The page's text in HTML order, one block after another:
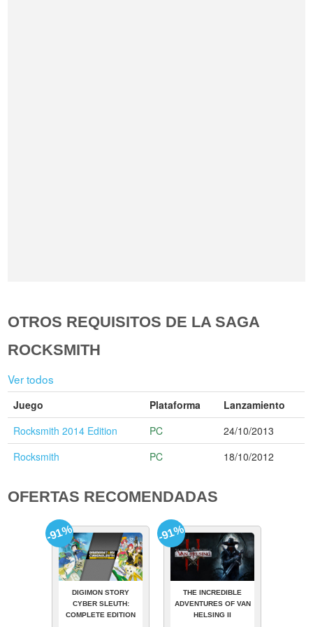
OTROS REQUISITOS DE LA SAGA
ROCKSMITH
Ver todos
Juego Plataforma
Lanzamiento
Rocksmith 2014 Edition
PC
24/10/2013
Rocksmith
PC 18/10/2012
OFERTAS RECOMENDADAS
DIGIMON STORY
CYBER SLEUTH:
COMPLETE EDITION
-91%
THE INCREDIBLE
ADVENTURES OF VAN
HELSING II
-91%